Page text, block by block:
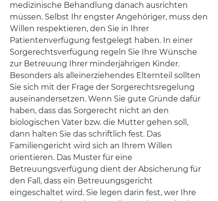
medizinische Behandlung danach ausrichten
müssen. Selbst Ihr engster Angehöriger, muss den
Willen respektieren, den Sie in Ihrer
Patientenverfügung festgelegt haben. In einer
Sorgerechtsverfügung regeln Sie Ihre Wünsche
zur Betreuung Ihrer minderjährigen Kinder.
Besonders als alleinerziehendes Elternteil sollten
Sie sich mit der Frage der Sorgerechtsregelung
auseinandersetzen. Wenn Sie gute Gründe dafür
haben, dass das Sorgerecht nicht an den
biologischen Vater bzw. die Mutter gehen soll,
dann halten Sie das schriftlich fest. Das
Familiengericht wird sich an Ihrem Willen
orientieren. Das Muster für eine
Betreuungsverfügung dient der Absicherung für
den Fall, dass ein Betreuungsgericht
eingeschaltet wird. Sie legen darin fest, wer Ihre